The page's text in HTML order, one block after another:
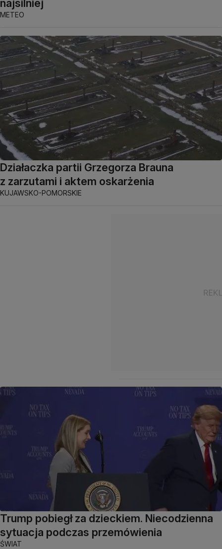
najsilniej
METEO
Działaczka partii Grzegorza Brauna
z zarzutami i aktem oskarżenia
KUJAWSKO-POMORSKIE
Trump pobiegł za dzieckiem. Niecodzienna
sytuacja podczas przemówienia
ŚWIAT